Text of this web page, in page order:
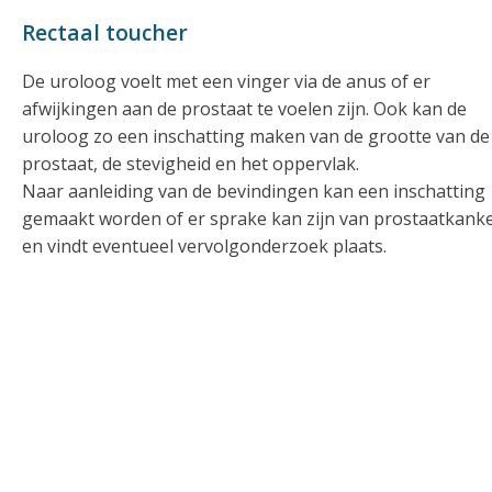
Rectaal toucher
De uroloog voelt met een vinger via de anus of er
afwijkingen aan de prostaat te voelen zijn. Ook kan de
uroloog zo een inschatting maken van de grootte van de
prostaat, de stevigheid en het oppervlak.
Naar aanleiding van de bevindingen kan een inschatting
gemaakt worden of er sprake kan zijn van
en vindt eventueel vervolgonderzoek plaats.